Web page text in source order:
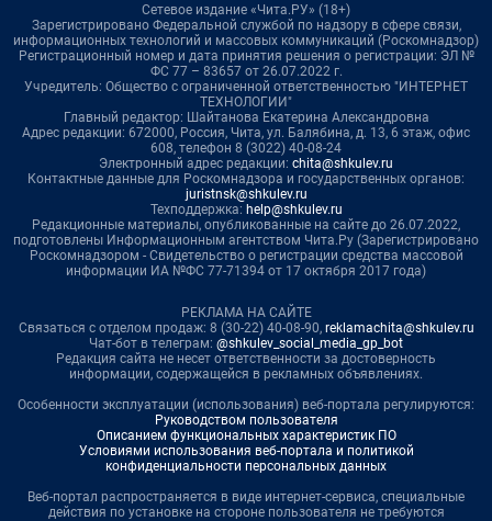
Сетевое издание «Чита.РУ» (18+)
Зарегистрировано Федеральной службой по надзору в сфере связи,
информационных технологий и массовых коммуникаций (Роскомнадзор)
Регистрационный номер и дата принятия решения о регистрации: ЭЛ №
ФС 77 – 83657 от 26.07.2022 г.
Учредитель: Общество с ограниченной ответственностью "ИНТЕРНЕТ
ТЕХНОЛОГИИ"
Главный редактор: Шайтанова Екатерина Александровна
Адрес редакции: 672000, Россия, Чита, ул. Балябина, д. 13, 6 этаж, офис
608, телефон 8 (3022) 40-08-24
Электронный адрес редакции: chita@shkulev.ru
Контактные данные для Роскомнадзора и государственных органов:
juristnsk@shkulev.ru
Техподдержка: help@shkulev.ru
Редакционные материалы, опубликованные на сайте до 26.07.2022,
подготовлены Информационным агентством Чита.Ру (Зарегистрировано
Роскомнадзором - Свидетельство о регистрации средства массовой
информации ИА №ФС 77-71394 от 17 октября 2017 года)
РЕКЛАМА НА САЙТЕ
Связаться с отделом продаж: 8 (30-22) 40-08-90, reklamachita@shkulev.ru
Чат-бот в телеграм: @shkulev_social_media_gp_bot
Редакция сайта не несет ответственности за достоверность
информации, содержащейся в рекламных объявлениях.
Особенности эксплуатации (использования) веб-портала регулируются:
Руководством пользователя
Описанием функциональных характеристик ПО
Условиями использования веб-портала и политикой
конфиденциальности персональных данных
Веб-портал распространяется в виде интернет-сервиса, специальные
действия по установке на стороне пользователя не требуются